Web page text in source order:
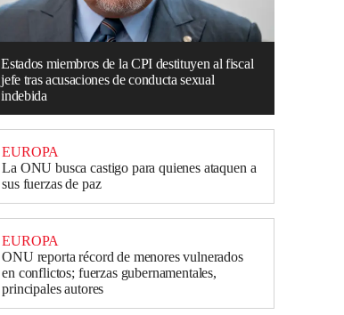
Estados miembros de la CPI destituyen al fiscal
jefe tras acusaciones de conducta sexual
indebida
EUROPA
La ONU busca castigo para quienes ataquen a
sus fuerzas de paz
EUROPA
ONU reporta récord de menores vulnerados
en conflictos; fuerzas gubernamentales,
principales autores